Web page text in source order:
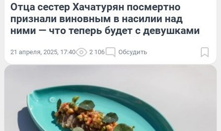
Отца сестер Хачатурян посмертно
признали виновным в насилии над
ними — что теперь будет с девушками
21 апреля, 2025, 17:40 2 106 Обсудить